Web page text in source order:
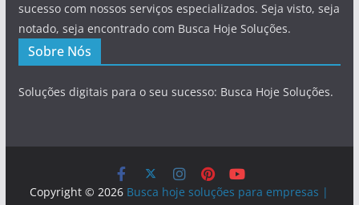
sucesso com nossos serviços especializados. Seja visto, seja
notado, seja encontrado com Busca Hoje Soluções.
Sobre Nós
Soluções digitais para o seu sucesso: Busca Hoje Soluções.
Copyright © 2026 Busca hoje soluções para empresas |